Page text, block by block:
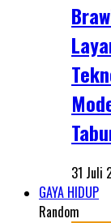
31 Juli
GAYA HIDUP
Random